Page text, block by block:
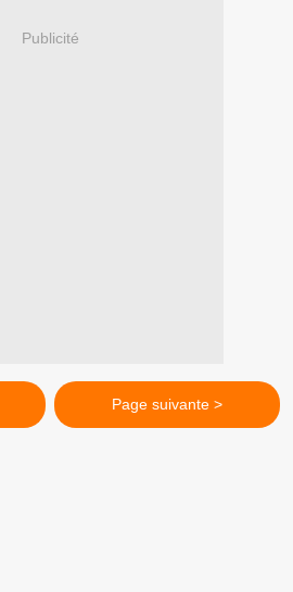
Publicité
Page suivante >